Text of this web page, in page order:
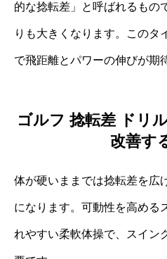
的な捻転差」と呼ばれるもの
りも大きくなります。このタ
で飛距離とパワーの伸びが期
ゴルフ 捻転差 ドリ
改善す
体が硬いままでは捻転差を広
になります。可動性を高める
れやすい柔軟体操で、スイン